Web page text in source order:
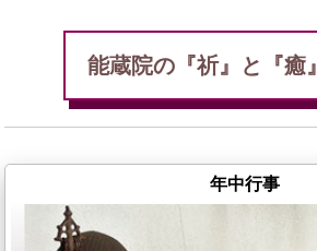
能蔵院の『祈』と『癒』
年中行事